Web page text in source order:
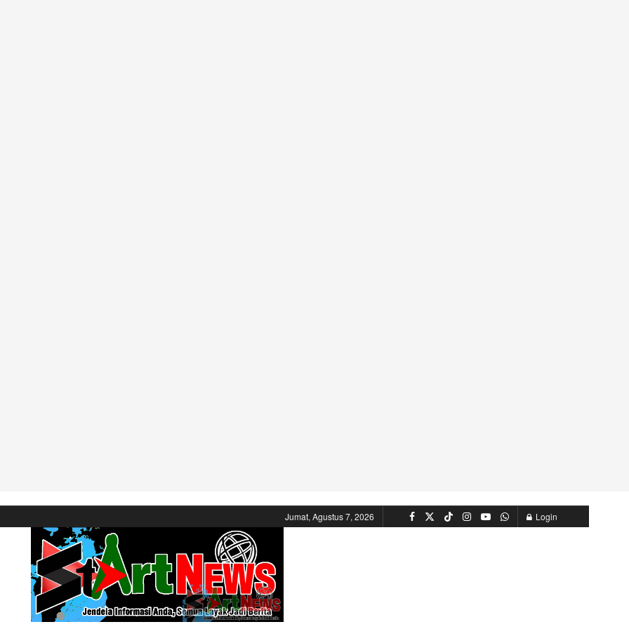
Jumat, Agustus 7, 2026 Login